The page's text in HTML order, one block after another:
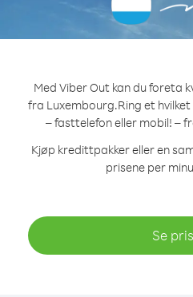
Med Viber Out kan du foreta
fra Luxembourg.Ring et
– fasttelefon eller mobil! –
Kjøp kredittpakker eller en
prisene per
Se